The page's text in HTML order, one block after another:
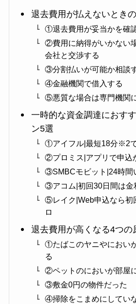
退去費用が払えないとき
①退去費用が妥当かを確
②費用に納得がいかない
会社と交渉する
③分割払いが可能か相談
④金融機関で借入する
⑤悪質な場合は専門機関
一時的な資金調達におす
ン5選
①アイフル|最短18分※2
②プロミス|アプリで申込
③SMBCモビット|24時間
③アコム|初回30日間は金
⑤レイク|Web申込なら初
ロ
退去費用が高くなる4つの
①たばこのヤニやにおい
る
②ペットのにおいが部屋
③敷金0円の物件だった
④掃除をこまめにしてい